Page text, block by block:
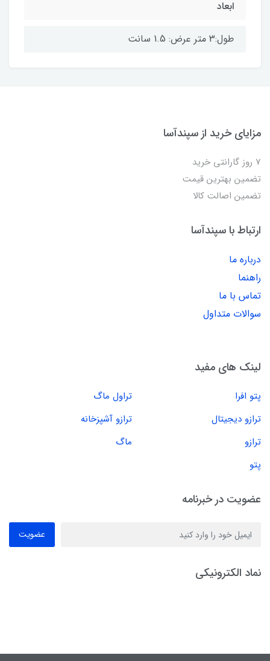
ابعاد
طول:3 متر عرض: 1.5 سانت
مزایای خرید از سپندآسا
7 روز گارانتی خرید
تضمین بهترین قیمت
تضمین اصالت کالا
ارتباط با سپندآسا
درباره ما
راهنما
تماس با ما
سوالات متداول
لینک های مفید
پتو افرا
تراول ماگ
ترازو دیجیتال
ترازو آشپزخانه
ترازو
ماگ
پتو
عضویت در خبرنامه
عضویت
نماد الکترونیکی